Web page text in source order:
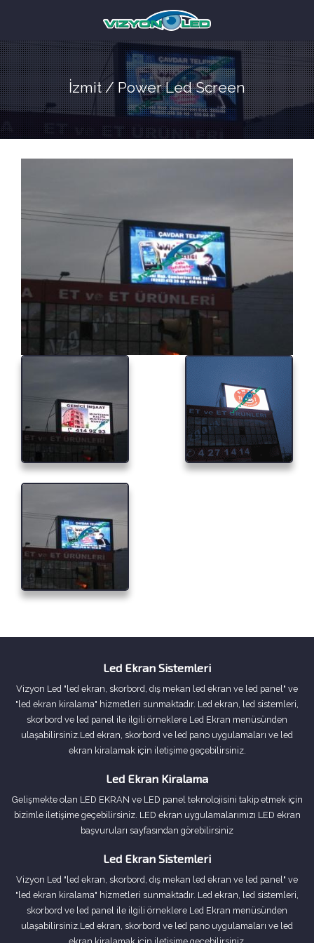
İzmit / Power Led Screen
Led Ekran Sistemleri
Vizyon Led "led ekran, skorbord, dış mekan led ekran ve led panel" ve
"led ekran kiralama" hizmetleri sunmaktadır. Led ekran, led sistemleri,
skorbord ve led panel ile ilgili örneklere Led Ekran menüsünden
ulaşabilirsiniz.Led ekran, skorbord ve led pano uygulamaları ve led
ekran kiralamak için iletişime geçebilirsiniz.
Led Ekran Kiralama
Gelişmekte olan LED EKRAN ve LED panel teknolojisini takip etmek için
bizimle iletişime geçebilirsiniz. LED ekran uygulamalarımızı LED ekran
başvuruları sayfasından görebilirsiniz
Led Ekran Sistemleri
Vizyon Led "led ekran, skorbord, dış mekan led ekran ve led panel" ve
"led ekran kiralama" hizmetleri sunmaktadır. Led ekran, led sistemleri,
skorbord ve led panel ile ilgili örneklere Led Ekran menüsünden
ulaşabilirsiniz.Led ekran, skorbord ve led pano uygulamaları ve led